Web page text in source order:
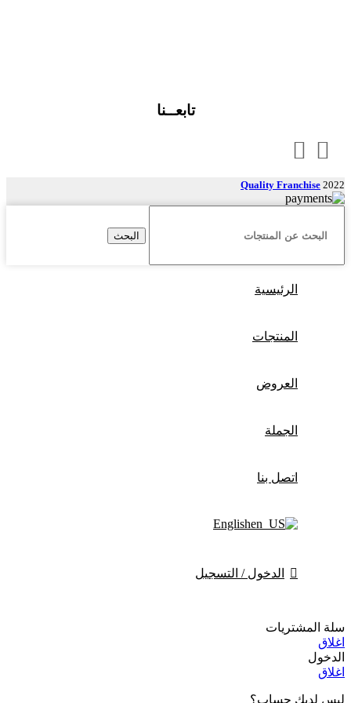
تابعــنا
Quality Franchise 2022
البحث
الرئيسية
المنتجات
العروض
الجملة
اتصل بنا
English
الدخول / التسجيل
سلة المشتريات
اغلاق
الدخول
اغلاق
ليس لديك حساب؟